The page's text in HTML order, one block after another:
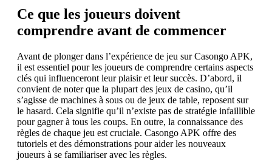
Ce que les joueurs doivent
comprendre avant de commencer
Avant de plonger dans l’expérience de jeu sur Casongo APK,
il est essentiel pour les joueurs de comprendre certains aspects
clés qui influenceront leur plaisir et leur succès. D’abord, il
convient de noter que la plupart des jeux de casino, qu’il
s’agisse de machines à sous ou de jeux de table, reposent sur
le hasard. Cela signifie qu’il n’existe pas de stratégie infaillible
pour gagner à tous les coups. En outre, la connaissance des
règles de chaque jeu est cruciale. Casongo APK offre des
tutoriels et des démonstrations pour aider les nouveaux
joueurs à se familiariser avec les règles.